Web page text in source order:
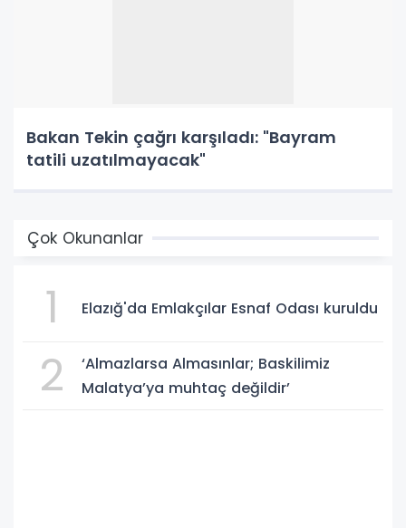
Bakan Tekin çağrı karşıladı: "Bayram
tatili uzatılmayacak"
Çok Okunanlar
1 Elazığ'da Emlakçılar Esnaf Odası kuruldu
2
‘Almazlarsa Almasınlar; Baskilimiz
Malatya’ya muhtaç değildir’